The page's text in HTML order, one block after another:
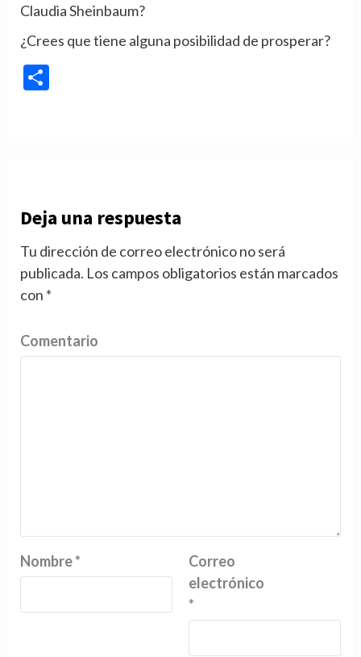
Claudia Sheinbaum?
¿Crees que tiene alguna posibilidad de prosperar?
Deja una respuesta
Tu dirección de correo electrónico no será
publicada. Los campos obligatorios están marcados
con *
Comentario
Nombre*
Correo
electrónico
*